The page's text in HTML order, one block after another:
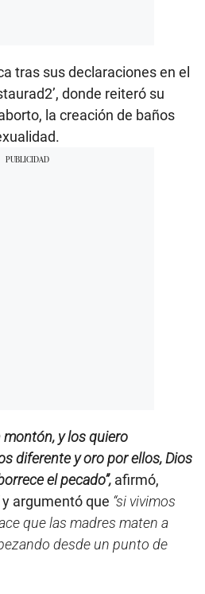
tras sus declaraciones en el
donde reiteró su
la creación de baños
montón, y los quiero
diferente y oro por ellos, Dios
el pecado”, afirmó,
y argumentó que “si vivimos
que las madres maten a
desde un punto de